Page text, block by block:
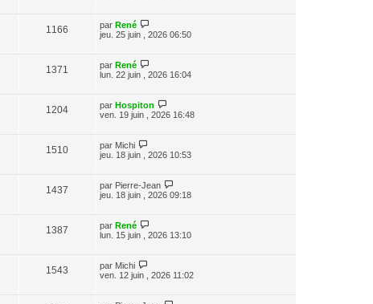
1166 par René
jeu. 25 juin , 2026 06:50
1371 par René
lun. 22 juin , 2026 16:04
1204 par Hospiton
ven. 19 juin , 2026 16:48
1510 par Michi
jeu. 18 juin , 2026 10:53
1437 par Pierre-Jean
jeu. 18 juin , 2026 09:18
1387 par René
lun. 15 juin , 2026 13:10
1543 par Michi
ven. 12 juin , 2026 11:02